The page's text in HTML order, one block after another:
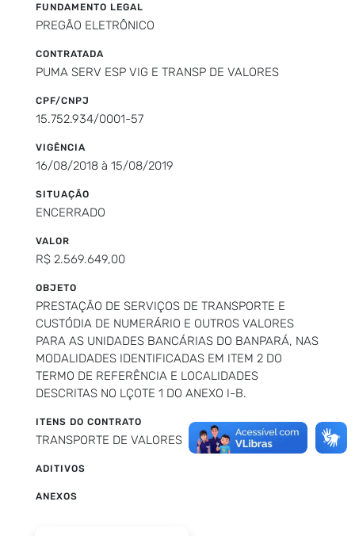
FUNDAMENTO LEGAL
PREGÃO ELETRÔNICO
CONTRATADA
PUMA SERV ESP VIG E TRANSP DE VALORES
CPF/CNPJ
15.752.934/0001-57
VIGÊNCIA
16/08/2018 à 15/08/2019
SITUAÇÃO
ENCERRADO
VALOR
R$ 2.569.649,00
OBJETO
PRESTAÇÃO DE SERVIÇOS DE TRANSPORTE E
CUSTÓDIA DE NUMERÁRIO E OUTROS VALORES
PARA AS UNIDADES BANCÁRIAS DO BANPARÁ, NAS
MODALIDADES IDENTIFICADAS EM ITEM 2 DO
TERMO DE REFERÊNCIA E LOCALIDADES
DESCRITAS NO LÇOTE 1 DO ANEXO I-B.
ITENS DO CONTRATO
TRANSPORTE DE VALORES
ADITIVOS
ANEXOS